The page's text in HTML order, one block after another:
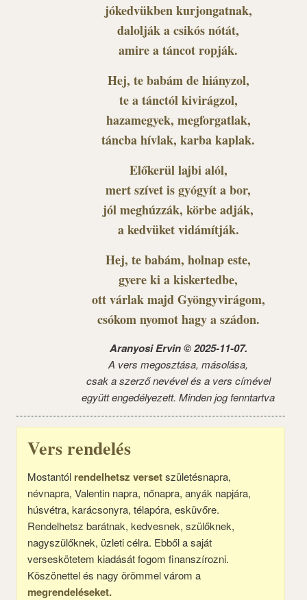
jókedvükben kurjongatnak,
dalolják a csikós nótát,
amire a táncot ropják.
Hej, te babám de hiányzol,
te a tánctól kivirágzol,
hazamegyek, megforgatlak,
táncba hívlak, karba kaplak.
Előkerül lajbi alól,
mert szívet is gyógyít a bor,
jól meghúzzák, körbe adják,
a kedvüket vidámítják.
Hej, te babám, holnap este,
gyere ki a kiskertedbe,
ott várlak majd Gyöngyvirágom,
csókom nyomot hagy a szádon.
Aranyosi Ervin © 2025-11-07.
A vers megosztása, másolása,
csak a szerző nevével és a vers címével
együtt engedélyezett. Minden jog fenntartva
Vers rendelés
Mostantól rendelhetsz versetszületésnapra,
névnapra, Valentin napra, nőnapra, anyák napjára,
húsvétra, karácsonyra, télapóra, esküvőre.
Rendelhetsz barátnak, kedvesnek, szülőknek,
nagyszülőknek, üzleti célra. Ebből a saját
verseskötetem kiadását fogom finanszírozni.
Köszönettel és nagy örömmel várom a
megrendeléseket.